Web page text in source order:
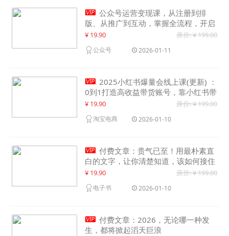
 公众号运营变现课，从注册到排
版、从推广到互动，掌握全流程，开启
个人品牌月入30000+
¥ 19.90 原价: ¥ 199.00
公众号 2026-01-11
 2025小红书爆量会线上课(更新) ：
0到1打造高收益带货账号，靠小红书带
货年入100w？机会来了！
¥ 19.90 原价: ¥ 199.00
淘宝电商 2026-01-10
 付费文章：贵气已至！用最朴素直
白的文字，让你清楚知道，该如何接住
这一次时代的泼天富贵
¥ 19.90 原价: ¥ 199.00
电子书 2026-01-10
 付费文章：2026，无论哪一种发
生，都将掀起滔天巨浪